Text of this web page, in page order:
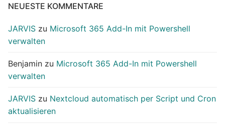
NEUESTE KOMMENTARE
JARVIS zu Microsoft 365 Add-In mit Powershell
verwalten
Benjamin zu Microsoft 365 Add-In mit Powershell
verwalten
JARVIS zu Nextcloud automatisch per Script und Cron
aktualisieren